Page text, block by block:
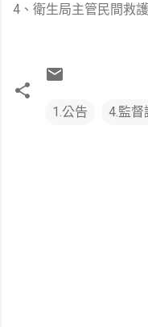
4、衛生局主管民間救
1.公告 4.監督